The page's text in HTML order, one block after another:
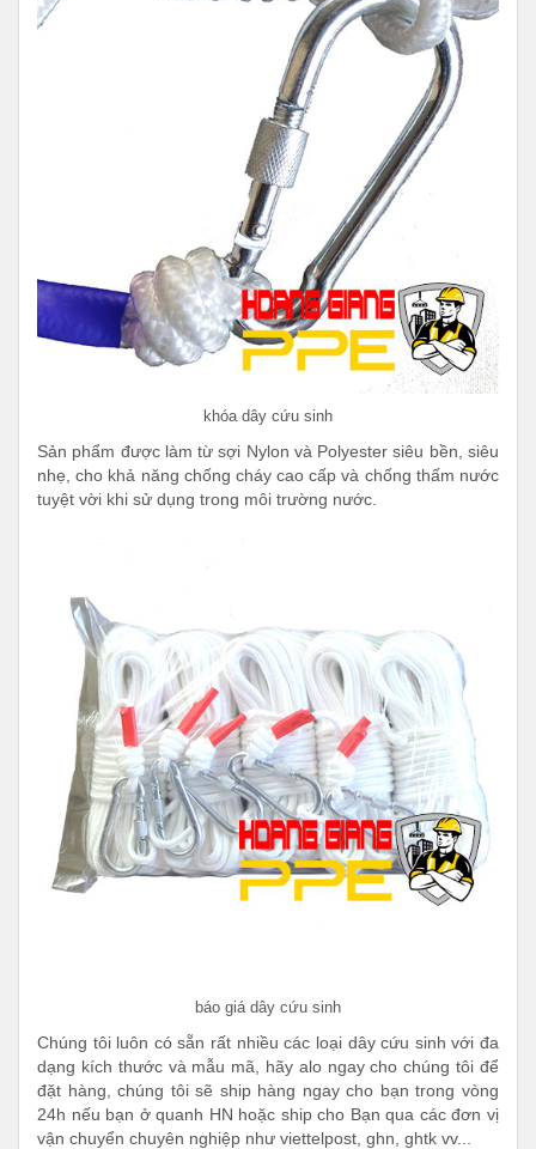
khóa dây cứu sinh
Sản phẩm được làm từ sợi Nylon và Polyester siêu bền, siêu
nhẹ, cho khả năng chống cháy cao cấp và chống thấm nước
tuyệt vời khi sử dụng trong môi trường nước.
báo giá dây cứu sinh
Chúng tôi luôn có sẵn rất nhiều các loại dây cứu sinh với đa
dạng kích thước và mẫu mã, hãy alo ngay cho chúng tôi để
đặt hàng, chúng tôi sẽ ship hàng ngay cho bạn trong vòng
24h nếu bạn ở quanh HN hoặc ship cho Bạn qua các đơn vị
vận chuyển chuyên nghiệp như viettelpost, ghn, ghtk vv...